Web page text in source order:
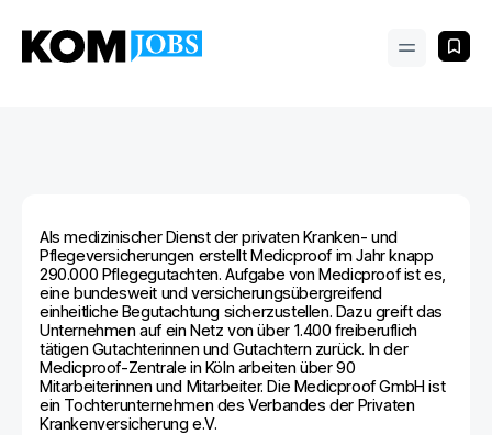
Als medizinischer Dienst der privaten Kranken- und
Pflegeversicherungen erstellt Medicproof im Jahr knapp
290.000 Pflegegutachten. Aufgabe von Medicproof ist es,
eine bundesweit und versicherungsübergreifend
einheitliche Begutachtung sicherzustellen. Dazu greift das
Unternehmen auf ein Netz von über 1.400 freiberuflich
tätigen Gutachterinnen und Gutachtern zurück. In der
Medicproof-Zentrale in Köln arbeiten über 90
Mitarbeiterinnen und Mitarbeiter. Die Medicproof GmbH ist
ein Tochterunternehmen des Verbandes der Privaten
Krankenversicherung e.V.